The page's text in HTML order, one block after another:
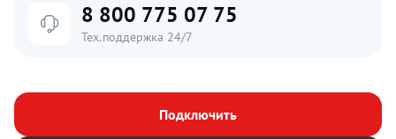
8 800 775 07 75
Тех.поддержка 24/7
Подключить